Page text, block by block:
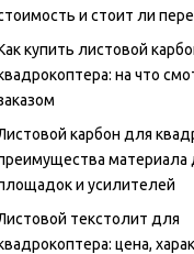
и стоит ли
купить листовой
на что
карбон для
материала
и усилителей
текстолит для
цена,